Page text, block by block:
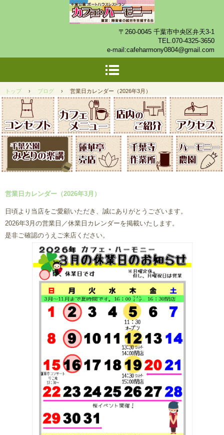
〒260-0045 千葉市中央区弁天3-1
TEL. 070-4325-3650
e-mail:cafeharmony0804@gmail.com
トップ › ブログ › 営業日カレンダー（2026年3月）
営業日カレンダー（2026年3月）
日頃より当店をご愛顧いただき、誠にありがとうございます。
2026年3月の営業日／休業日カレンダーを掲載いたします。
是非ご確認のうえご来店ください。